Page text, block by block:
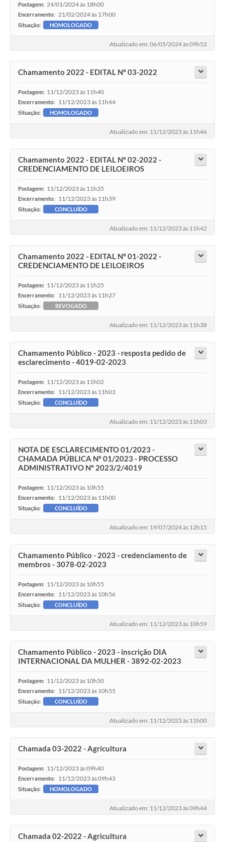
Postagem: 24/01/2024 às 18h00
Encerramento: 21/02/2024 às 17h00
Situação: HOMOLOGADO
Atualizado em: 06/05/2024 às 09h52
Chamamento 2022 - EDITAL Nº 03-2022
Postagem: 11/12/2023 às 11h40
Encerramento: 11/12/2023 às 11h44
Situação: HOMOLOGADO
Atualizado em: 11/12/2023 às 11h46
Chamamento 2022 - EDITAL Nº 02-2022 -
CREDENCIAMENTO DE LEILOEIROS
Postagem: 11/12/2023 às 11h35
Encerramento: 11/12/2023 às 11h39
Situação: CONCLUÍDO
Atualizado em: 11/12/2023 às 11h42
Chamamento 2022 - EDITAL Nº 01-2022 -
CREDENCIAMENTO DE LEILOEIROS
Postagem: 11/12/2023 às 11h25
Encerramento: 11/12/2023 às 11h27
Situação: REVOGADO
Atualizado em: 11/12/2023 às 11h38
Chamamento Público - 2023 - resposta pedido de
esclarecimento - 4019-02-2023
Postagem: 11/12/2023 às 11h02
Encerramento: 11/12/2023 às 11h03
Situação: CONCLUÍDO
Atualizado em: 11/12/2023 às 11h03
NOTA DE ESCLARECIMENTO 01/2023 -
CHAMADA PÚBLICA Nº 01/2023 - PROCESSO
ADMINISTRATIVO Nº 2023/2/4019
Postagem: 11/12/2023 às 10h55
Encerramento: 11/12/2023 às 11h00
Situação: CONCLUÍDO
Atualizado em: 19/07/2024 às 12h15
Chamamento Público - 2023 - credenciamento de
membros - 3078-02-2023
Postagem: 11/12/2023 às 10h55
Encerramento: 11/12/2023 às 10h56
Situação: CONCLUÍDO
Atualizado em: 11/12/2023 às 10h59
Chamamento Público - 2023 - inscrição DIA
INTERNACIONAL DA MULHER - 3892-02-2023
Postagem: 11/12/2023 às 10h50
Encerramento: 11/12/2023 às 10h55
Situação: CONCLUÍDO
Atualizado em: 11/12/2023 às 11h00
Chamada 03-2022 - Agricultura
Postagem: 11/12/2023 às 09h40
Encerramento: 11/12/2023 às 09h43
Situação: HOMOLOGADO
Atualizado em: 11/12/2023 às 09h44
Chamada 02-2022 - Agricultura